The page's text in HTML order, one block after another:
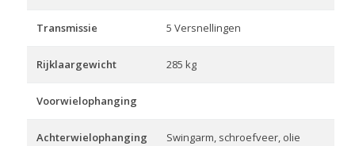
Transmissie 5 Versnellingen
Rijklaargewicht 285 kg
Voorwielophanging
Achterwielophanging
Swingarm, schroefveer, olie